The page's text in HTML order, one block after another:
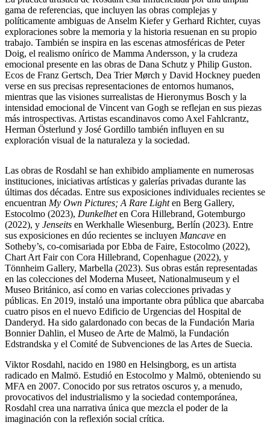
gama de referencias, que incluyen las obras complejas y
políticamente ambiguas de Anselm Kiefer y Gerhard Richter, cuyas
exploraciones sobre la memoria y la historia resuenan en su propio
trabajo. También se inspira en las escenas atmosféricas de Peter
Doig, el realismo onírico de Mamma Andersson, y la crudeza
emocional presente en las obras de Dana Schutz y Philip Guston.
Ecos de Franz Gertsch, Dea Trier Mørch y David Hockney pueden
verse en sus precisas representaciones de entornos humanos,
mientras que las visiones surrealistas de Hieronymus Bosch y la
intensidad emocional de Vincent van Gogh se reflejan en sus piezas
más introspectivas. Artistas escandinavos como Axel Fahlcrantz,
Herman Österlund y José Gordillo también influyen en su
exploración visual de la naturaleza y la sociedad.
Las obras de Rosdahl se han exhibido ampliamente en numerosas
instituciones, iniciativas artísticas y galerías privadas durante las
últimas dos décadas. Entre sus exposiciones individuales recientes se
encuentran My Own Pictures; A Rare Lighten Berg Gallery,
Estocolmo (2023), Dunkelheten Cora Hillebrand, Gotemburgo
(2022), y Jenseits en Werkhalle Wiesenburg, Berlín (2023). Entre
sus exposiciones en dúo recientes se incluyen Mancave en
Sotheby’s, co-comisariada por Ebba de Faire, Estocolmo (2022),
Chart Art Fair con Cora Hillebrand, Copenhague (2022), y
Tönnheim Gallery, Marbella (2023). Sus obras están representadas
en las colecciones del Moderna Museet, Nationalmuseum y el
Museo Británico, así como en varias colecciones privadas y
públicas. En 2019, instaló una importante obra pública que abarcaba
cuatro pisos en el nuevo Edificio de Urgencias del Hospital de
Danderyd. Ha sido galardonado con becas de la Fundación Maria
Bonnier Dahlin, el Museo de Arte de Malmö, la Fundación
Edstrandska y el Comité de Subvenciones de las Artes de Suecia.
Viktor Rosdahl, nacido en 1980 en Helsingborg, es un artista
radicado en Malmö. Estudió en Estocolmo y Malmö, obteniendo su
MFA en 2007. Conocido por sus retratos oscuros y, a menudo,
provocativos del industrialismo y la sociedad contemporánea,
Rosdahl crea una narrativa única que mezcla el poder de la
imaginación con la reflexión social crítica.